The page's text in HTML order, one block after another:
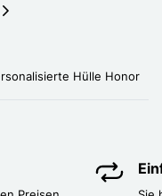
Hülle Honor